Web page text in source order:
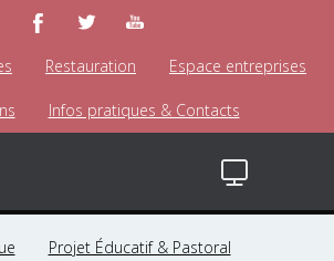
Restauration Espace entreprises
Infos pratiques & Contacts
Projet Éducatif & Pastoral